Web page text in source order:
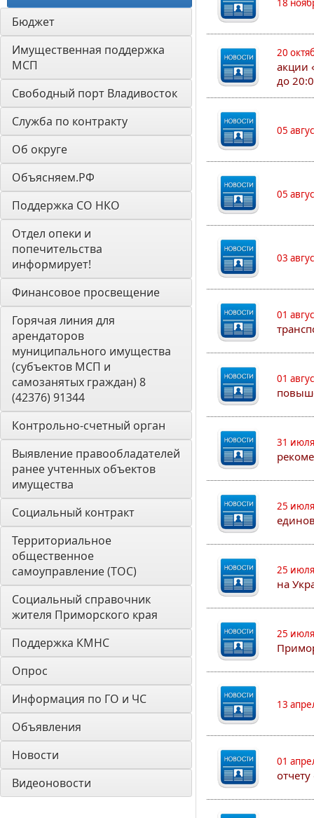
Бюджет
Имущественная поддержка
МСП
Свободный порт Владивосток
Служба по контракту
Об округе
Объясняем.РФ
Поддержка СО НКО
Отдел опеки и
попечительства
информирует!
Финансовое просвещение
Горячая линия для
арендаторов
муниципального имущества
(субъектов МСП и
самозанятых граждан) 8
(42376) 91344
Контрольно-счетный орган
Выявление правообладателей
ранее учтенных объектов
имущества
Социальный контракт
Территориальное
общественное
самоуправление (ТОС)
Социальный справочник
жителя Приморского края
Поддержка КМНС
Опрос
Информация по ГО и ЧС
Объявления
Новости
Видеоновости
18
20
акции
до
05
05
03
01
01
31
25
25
на
25
13
01